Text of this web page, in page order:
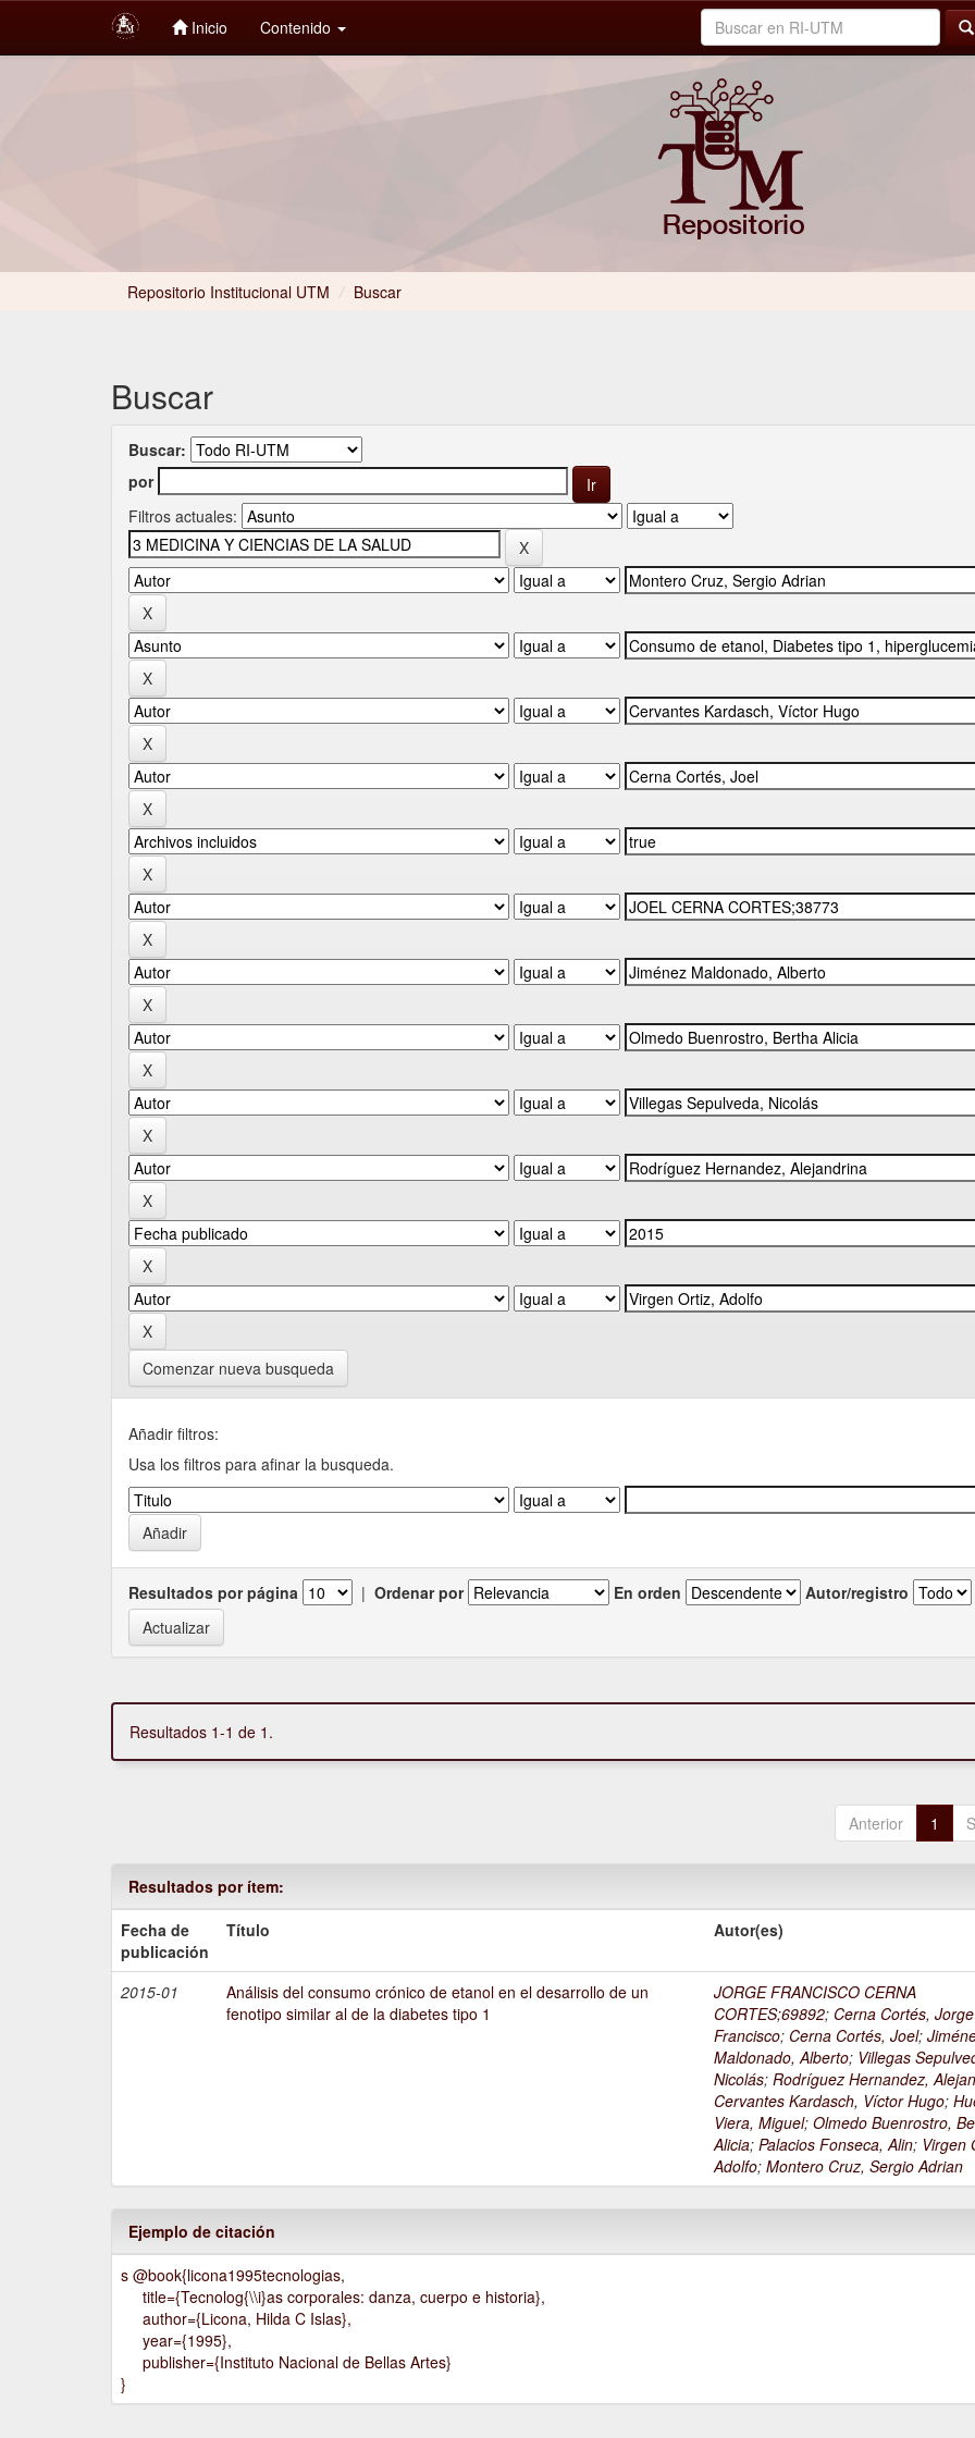
Inicio Contenido
Repositorio Institucional UTM / Buscar
Buscar
Buscar:
por
Filtros actuales:
Comenzar nueva busqueda
Añadir filtros:
Usa los filtros para afinar la busqueda.
Resultados por página | Ordenar por En orden Autor/registro
Resultados 1-1 de 1.
Anterior 1
Resultados por ítem:
Fecha de
publicación
Título Autor(es)
2015-01
Análisis del consumo crónico de etanol en el desarrollo de un
fenotipo similar al de la diabetes tipo 1
JORGE FRANCISCO CERNA
CORTES;69892; Cerna Cortés, Jorge
Francisco; Cerna Cortés, Joel;
Maldonado, Alberto; Villegas
Nicolás;Rodríguez Hernandez,
Cervantes Kardasch, Víctor Hugo;
Viera, Miguel;Olmedo Buenrostro,
Alicia;Palacios Fonseca, Alin; Virgen
Adolfo;Montero Cruz, Sergio Adrian
Ejemplo de citación
s @book{licona1995tecnologias,
title={Tecnolog{\\i}as corporales: danza, cuerpo e historia},
author={Licona, Hilda C Islas},
year={1995},
publisher={Instituto Nacional de Bellas Artes}
}